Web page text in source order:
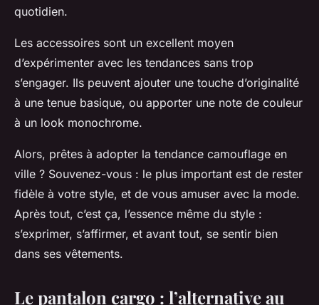
quotidien.
Les accessoires sont un excellent moyen
d’expérimenter avec les tendances sans trop
s’engager. Ils peuvent ajouter une touche d’originalité
à une tenue basique, ou apporter une note de couleur
à un look monochrome.
Alors, prêtes à adopter la tendance camouflage en
ville ? Souvenez-vous : le plus important est de rester
fidèle à votre style, et de vous amuser avec la mode.
Après tout, c’est ça, l’essence même du style :
s’exprimer, s’affirmer, et avant tout, se sentir bien
dans ses vêtements.
Le pantalon cargo : l’alternative au